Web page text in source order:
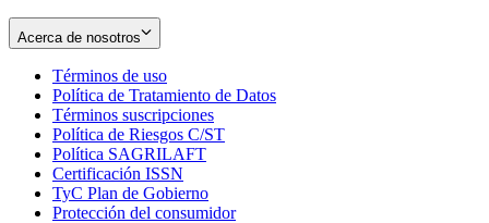
Acerca de nosotros
Términos de uso
in
new
window
Política de Tratamiento de Datos
Términos suscripciones
in
Política de Riesgos C/ST
Política SAGRILAFT
new
window
Certificación ISSN
in
new
TyC Plan de Gobierno
in
Protección del consumidorOpens